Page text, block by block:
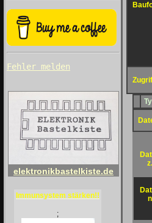
Fehler melden
elektronikbastelkiste.de
Immunsystem stärken!!
;